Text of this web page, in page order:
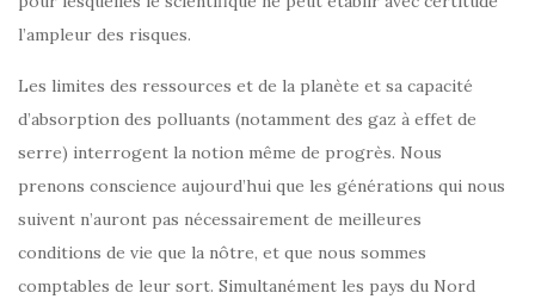
l’ampleur des risques.
Les limites des ressources et de la planète et sa capacité
d’absorption des polluants (notamment des gaz à effet de
serre) interrogent la notion même de progrès. Nous
prenons conscience aujourd’hui que les générations qui nous
suivent n’auront pas nécessairement de meilleures
conditions de vie que la nôtre, et que nous sommes
comptables de leur sort. Simultanément les pays du Nord